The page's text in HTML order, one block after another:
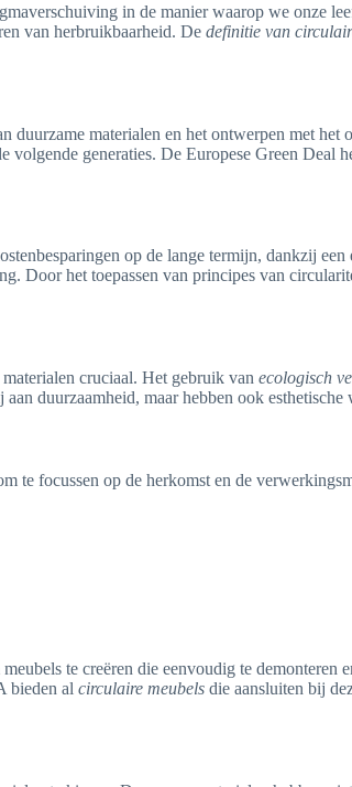
in de manier waarop we onze
van herbruikbaarheid. De definitie van
materialen en het ontwerpen met
generaties. De Europese Green
op de lange termijn, dankzij
Door het toepassen van principes van
cruciaal. Het gebruik van ecologisch
duurzaamheid, maar hebben ook esthetische
te focussen op de herkomst en de
te creëren die eenvoudig te demonteren
bieden al circulaire meubels die aansluiten bij